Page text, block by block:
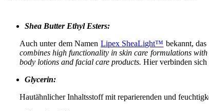
Shea Butter Ethyl Esters:
Auch unter dem Namen Lipex SheaLight™ bekannt,
combines high functionality in skin care formulations
body lotions and facial care products. Hier verbinden
Glycerin:
Hautähnlicher Inhaltsstoff mit reparierenden und